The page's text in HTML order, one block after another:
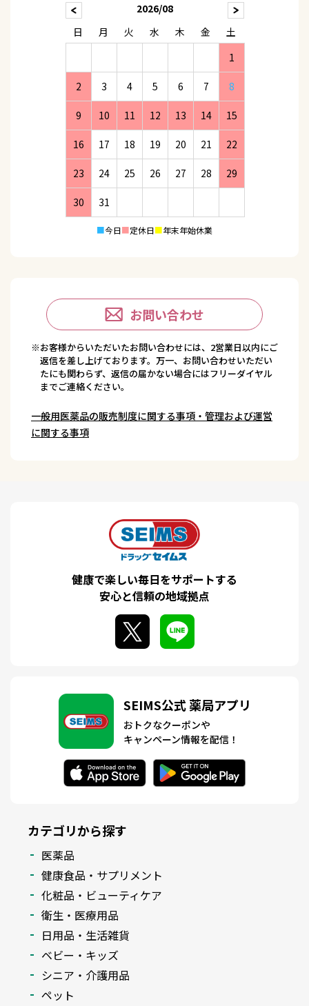
2026/08
日
月 火 水 木 金
土
1
2 3 4 5 6 7 8
9 10 11 12 13 14 15
16 17 18 19 20 21 22
23 24 25 26 27 28 29
30 31
■今日■定休日■年末年始休業
お問い合わせ
※お客様からいただいたお問い合わせには、2営業日以内にご
返信を差し上げております。万一、お問い合わせいただい
たにも関わらず、返信の届かない場合にはフリーダイヤル
までご連絡ください。
一般用医薬品の販売制度に関する事項・管理および運営
に関する事項
健康で楽しい毎日をサポートする
安心と信頼の地域拠点
SEIMS公式 薬局アプリ
おトクなクーポンや
キャンペーン情報を配信！
カテゴリから探す
医薬品
健康食品・サプリメント
化粧品・ビューティケア
衛生・医療用品
日用品・生活雑貨
ベビー・キッズ
シニア・介護用品
ペット